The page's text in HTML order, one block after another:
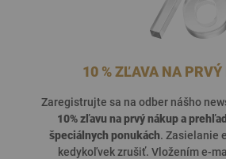
10 % ZĽAVA NA
Zaregistrujte sa na odber nášho
10% zľavu na prvý nákup a
špeciálnych ponukách. Zasielanie
kedykoľvek zrušiť. Vložením e-